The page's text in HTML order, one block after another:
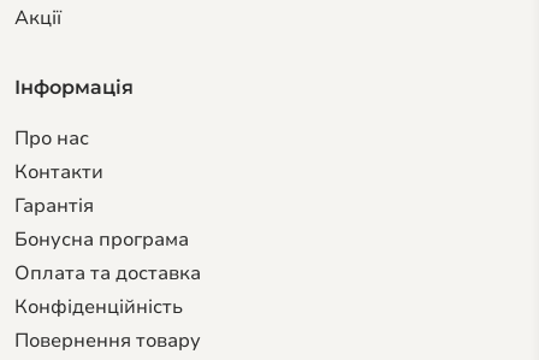
Акції
Інформація
Про нас
Контакти
Гарантiя
Бонусна програма
Оплата та доставка
Конфіденційність
Повернення товару